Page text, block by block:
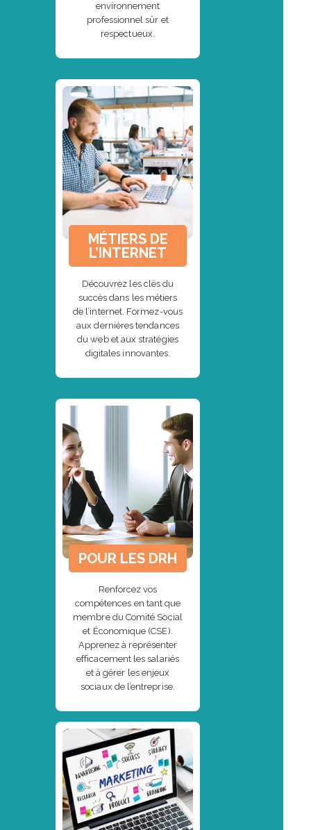
environnement
professionnel sûr et
respectueux.
MÉTIERS DE
L’INTERNET
Découvrez les clés du
succès dans les métiers
de l’internet. Formez-vous
aux dernières tendances
du web et aux stratégies
digitales innovantes.
POUR LES DRH
Renforcez vos
compétences en tant que
membre du Comité Social
et Économique (CSE).
Apprenez à représenter
efficacement les salariés
et à gérer les enjeux
sociaux de l’entreprise.